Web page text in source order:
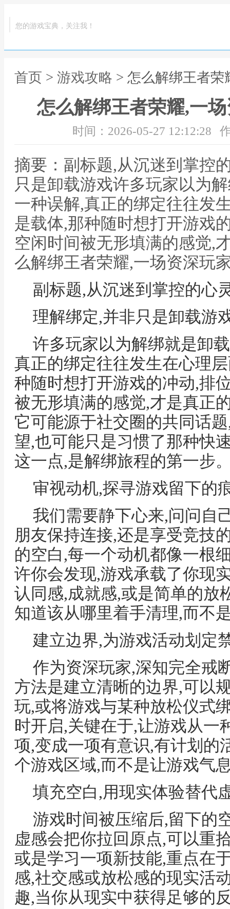
您的游戏宝典，关注我！
首页 > 游戏攻略 > 怎么解绑王者
怎么解绑王者荣耀,一
时间：2026-05-27 12:12:28
摘要：副标题,从沉迷到掌控
只是卸载游戏许多玩家以为
一种误解,真正的绑定往往发
是载体,那种随时想打开游戏
空闲时间被无形填满的感觉,
么解绑王者荣耀,一场资深玩
副标题,从沉迷到掌控的心
理解绑定,并非只是卸载游
许多玩家以为解绑就是卸
真正的绑定往往发生在心理
种随时想打开游戏的冲动,排
被无形填满的感觉,才是真正
它可能源于社交圈的共同话
望,也可能只是习惯了那种快
这一点,是解绑旅程的第一步
审视动机,探寻游戏留下的
我们需要静下心来,问问自
朋友保持连接,还是享受竞技
的空白,每一个动机都像一根
许你会发现,游戏承载了你现
认同感,成就感,或是简单的放
知道该从哪里着手清理,而不
建立边界,为游戏活动划定
作为资深玩家,深知完全戒
方法是建立清晰的边界,可以
玩,或将游戏与某种放松仪式
时开启,关键在于,让游戏从一
项,变成一项有意识,有计划的
个游戏区域,而不是让游戏气
填充空白,用现实体验替代
游戏时间被压缩后,留下的
虚感会把你拉回原点,可以重
或是学习一项新技能,重点在
感,社交感或放松感的现实活
趣,当你从现实中获得足够的